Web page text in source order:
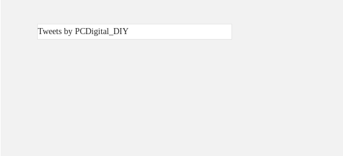
Tweets by PCDigital_DIY